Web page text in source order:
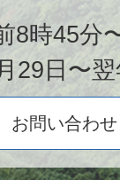
8時45分
29日〜
お問い合わせ